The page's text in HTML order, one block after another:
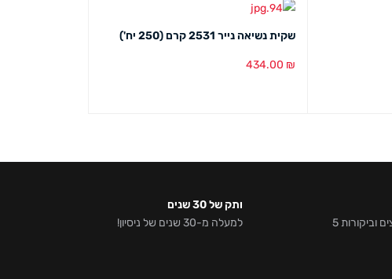
שקית נשיאה נייר 2531 קרם (250 יח')
434.00 ₪
אלפי לקוחות מרוצים וביקורות 5
ותק של 30 שנים
למעלה מ-30 שנים של ניסיון!